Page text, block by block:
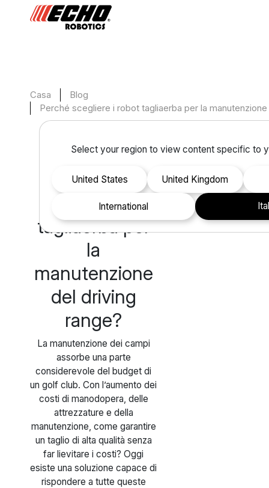
Casa
Blog
Perché scegliere i robot tagliaerba per la
Perché
scegliere i
robot
tagliaerba per
la
manutenzione
del driving
range?
La manutenzione dei campi
assorbe una parte
considerevole del budget di
un golf club. Con l’aumento dei
costi di manodopera, delle
attrezzature e della
manutenzione, come garantire
un taglio di alta qualità senza
far lievitare i costi? Oggi
esiste una soluzione capace di
rispondere a tutte queste
Select your region to view content specific to
United States United Kingdom
international